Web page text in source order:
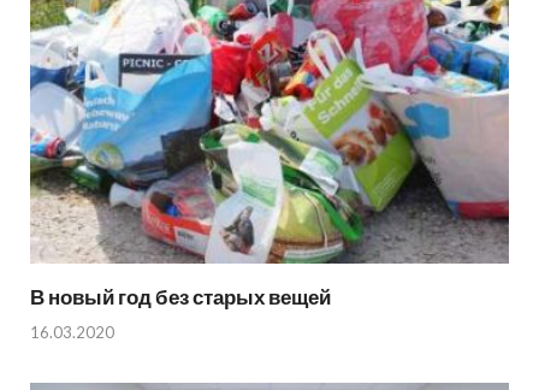
В новый год без старых вещей
16.03.2020